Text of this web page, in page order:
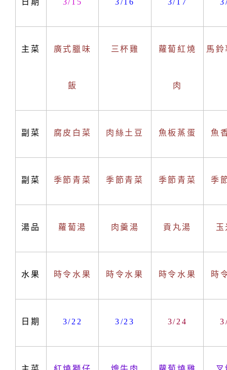
日期 3/15 3/16 3/17
主菜 廣式臘味
飯
三杯雞 蘿蔔紅燒
肉
馬
副菜 腐皮白菜 肉絲土豆 魚板蒸蛋 魚
副菜 季節青菜 季節青菜 季節青菜 季
湯品 蘿蔔湯 肉羹湯 貢丸湯
水果 時令水果 時令水果 時令水果 時
日期 3/22 3/23 3/24